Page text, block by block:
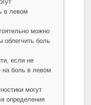
в левом
можно
облегчить боль
если не
на боль в левом
могут
определения